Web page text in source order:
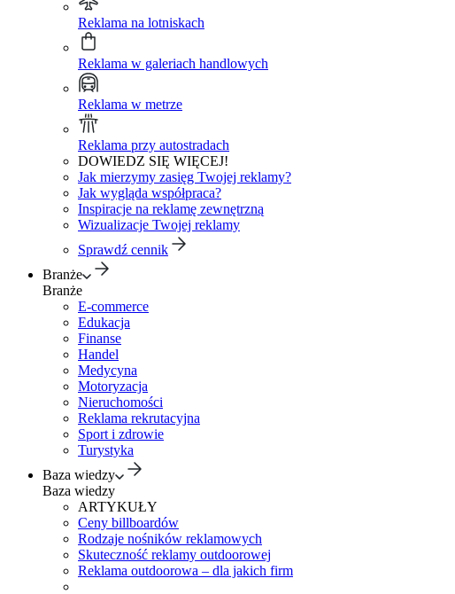
Reklama na lotniskach
Reklama w galeriach handlowych
Reklama w metrze
Reklama przy autostradach
DOWIEDZ SIĘ WIĘCEJ!
Jak mierzymy zasięg Twojej reklamy?
Jak wygląda współpraca?
Inspiracje na reklamę zewnętrzną
Wizualizacje Twojej reklamy
Sprawdź cennik
Branże
Branże
E-commerce
Edukacja
Finanse
Handel
Medycyna
Motoryzacja
Nieruchomości
Reklama rekrutacyjna
Sport i zdrowie
Turystyka
Baza wiedzy
Baza wiedzy
ARTYKUŁY
Ceny billboardów
Rodzaje nośników reklamowych
Skuteczność reklamy outdoorowej
Reklama outdoorowa – dla jakich firm